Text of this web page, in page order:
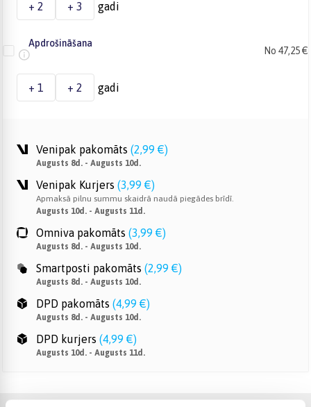
+ 2 + 3 gadi
Apdrošināšana
No 47,25 €
+ 1 + 2 gadi
Venipak pakomāts (2,99 €)
Augusts 8d. - Augusts 10d.
Venipak Kurjers (3,99 €)
Apmaksā pilnu summu skaidrā naudā piegādes brīdī.
Augusts 10d. - Augusts 11d.
Omniva pakomāts (3,99 €)
Augusts 8d. - Augusts 10d.
Smartposti pakomāts (2,99 €)
Augusts 8d. - Augusts 10d.
DPD pakomāts (4,99 €)
Augusts 8d. - Augusts 10d.
DPD kurjers (4,99 €)
Augusts 10d. - Augusts 11d.